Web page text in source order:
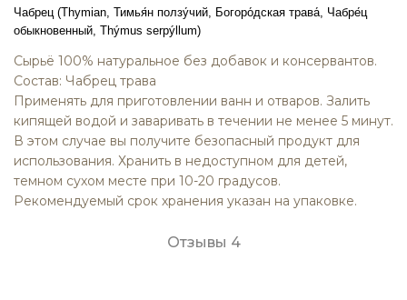
Чабрец (Thymian, Тимья́н ползу́чий, Богоро́дская трава́, Чабре́ц
обыкновенный, Thýmus serpýllum)
Сырьё 100% натуральное без добавок и консервантов.
Состав: Чабрец трава
Применять для приготовлении ванн и отваров. Залить
кипящей водой и заваривать в течении не менее 5 минут.
В этом случае вы получите безопасный продукт для
использования. Хранить в недоступном для детей,
темном сухом месте при 10-20 градусов.
Рекомендуемый срок хранения указан на упаковке.
Отзывы 4